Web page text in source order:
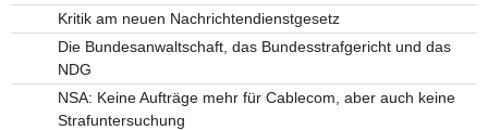
Kritik am neuen Nachrichtendienstgesetz
Die Bundesanwaltschaft, das Bundesstrafgericht und das
NDG
NSA: Keine Aufträge mehr für Cablecom, aber auch keine
Strafuntersuchung